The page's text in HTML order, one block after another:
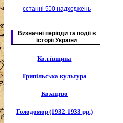
останні 500 надходжень
Визначні періоди та подіі в
історії України
Коліївщина
Трипільська культура
Козацтво
Голодомор (1932-1933 рр.)